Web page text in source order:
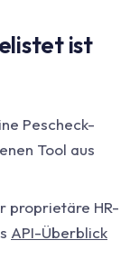
ist
Pescheck-
Tool aus
proprietäre HR-
API-Überblick